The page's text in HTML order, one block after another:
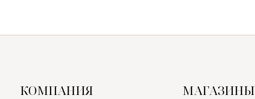
КОМПАНИЯ МАГАЗИНЫ